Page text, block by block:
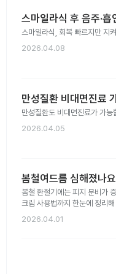
스마일라식 후 음주·
스마일라식, 회복 빠르지만 지
2026.04.08
만성질환 비대면진료
만성질환도 비대면진료가 가
2026.04.05
봄철여드름 심해졌나
봄철 환절기에는 피지 분비가
크림 사용법까지 한눈에 정리
2026.04.01